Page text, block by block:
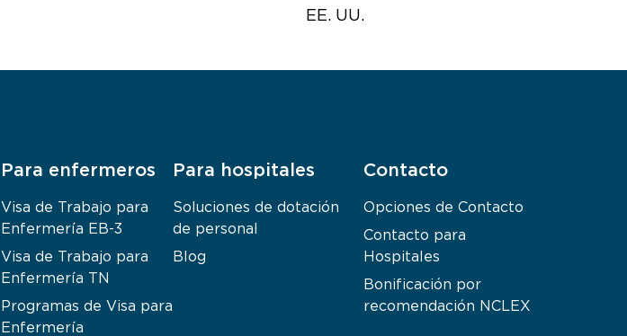
EE. UU.
Para enfermeros
Visa de Trabajo para
Enfermería EB-3
Visa de Trabajo para
Enfermería TN
Programas de Visa para
Enfermería
Para hospitales
Soluciones de dotación
de personal
Blog
Contacto
Opciones de Contacto
Contacto para
Hospitales
Bonificación por
recomendación NCLEX